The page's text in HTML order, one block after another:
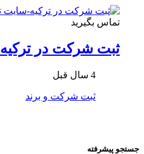
تماس بگیرید
ثبت شرکت در ترکیه
4 سال قبل
ثبت شرکت و برند
جستجو پیشرفته